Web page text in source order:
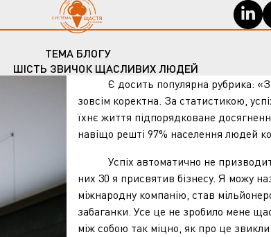
ТЕМА БЛОГУ
ШІСТЬ ЗВИЧОК ЩАСЛИВИХ ЛЮДЕЙ
Є досить популярна рубрика:
зовсім коректна. За статистикою,
їхнє життя підпорядковане
навіщо решті 97% населення людей
Успіх автоматично не
них 30 я присвятив бізнесу. Я можу
міжнародну компанію, став
забаганки. Усе це не зробило мене
між собою так міцно, як про це